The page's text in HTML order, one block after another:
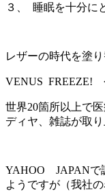
３、 睡眠を十分に
レザーの時代を塗
VENUS FREEZE!
世界20箇所以上で
ディヤ、雑誌が取
YAHOO JAPANで
ようですが（我社